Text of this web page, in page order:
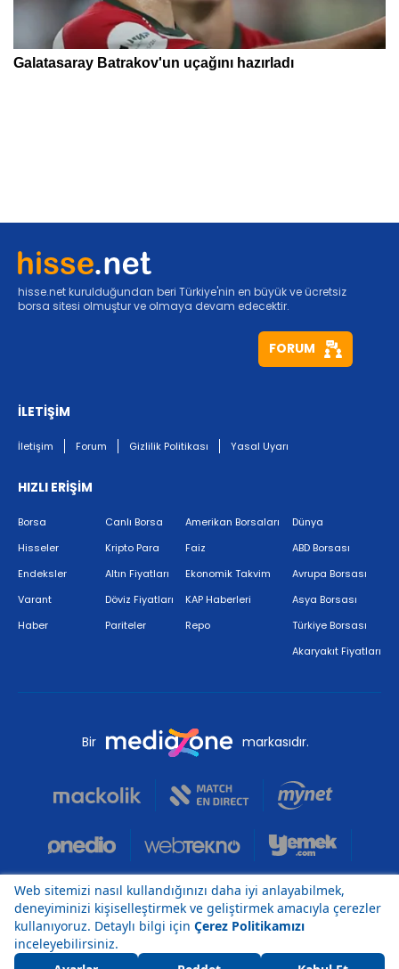
hisse.net kurulduğundan beri Türkiye'nin en büyük ve ücretsiz
borsa sitesi olmuştur ve olmaya devam edecektir.
FORUM
İLETİŞİM
İletişim Forum Gizlilik Politikası Yasal Uyarı
HIZLI ERİŞİM
Borsa
Hisseler
Endeksler
Varant
Haber
Canlı Borsa
Kripto Para
Altın Fiyatları
Döviz Fiyatları
Pariteler
Amerikan Borsaları
Faiz
Ekonomik Takvim
KAP Haberleri
Repo
Dünya
ABD Borsası
Avrupa Borsası
Asya Borsası
Türkiye Borsası
Akaryakıt Fiyatları
Bir markasıdır.